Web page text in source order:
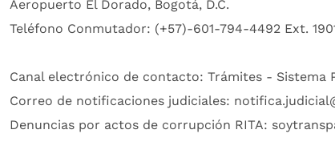
Aeropuerto El Dorado, Bogotá, D.C.
Teléfono Conmutador: (+57)-601-794-4492 Ext.
Canal electrónico de contacto: Trámites - Sistema
Correo de notificaciones judiciales:
Denuncias por actos de corrupción RITA: